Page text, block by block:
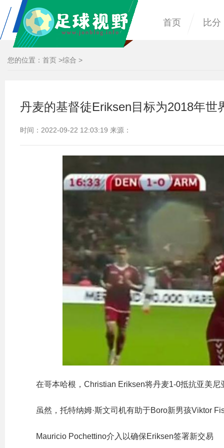
首页 比分
您的位置： 首页 >综合 >
丹麦的基督徒Eriksen目标为2018年世
时间：2022-09-22 12:03:19 来源：
在哥本哈根，Christian Eriksen将丹麦1-0抵抗亚美
虽然，托特纳姆·斯文司机有助于Boro新男孩Viktor
Mauricio Pochettino介入以确保Eriksen签署新交易